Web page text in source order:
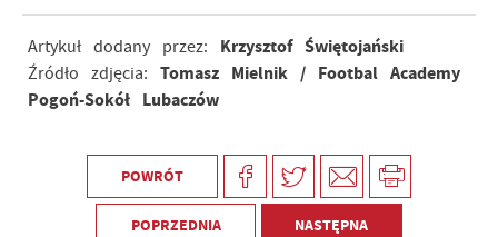
Artykuł dodany przez: Krzysztof Świętojański
Źródło zdjęcia: Tomasz Mielnik / Footbal Academy
Pogoń-Sokół Lubaczów
POWRÓT
POPRZEDNIA NASTĘPNA